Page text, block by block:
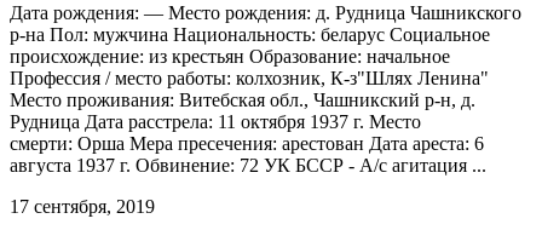
Дата рождения: — Место рождения: д. Рудница Чашникского
р-на Пол: мужчина Национальность: беларус Социальное
происхождение: из крестьян Образование: начальное
Профессия / место работы: колхозник, К-з"Шлях Ленина"
Место проживания: Витебская обл., Чашникский р-н, д.
Рудница Дата расстрела: 11 октября 1937 г. Место
смерти: Орша Мера пресечения: арестован Дата ареста: 6
августа 1937 г. Обвинение: 72 УК БССР - А/с агитация ...
17 сентября, 2019